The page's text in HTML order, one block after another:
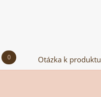
0 Otázka k produktu